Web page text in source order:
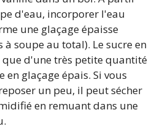
d'eau, incorporer l'eau
une glaçage épaisse
à soupe au total). Le sucre en
d'une très petite quantité
glaçage épais. Si vous
un peu, il peut sécher
en remuant dans une